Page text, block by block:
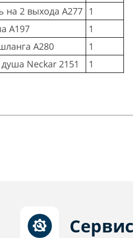
на 2 выхода A277
A197
A280
Neckar 2151
1
1
1
1